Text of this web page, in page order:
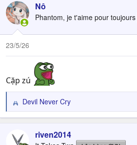
Nô
Phantom, je t'aime pour toujours
23/5/26
Cặp zú
R
e
c
Devil Never Cry
riven2014